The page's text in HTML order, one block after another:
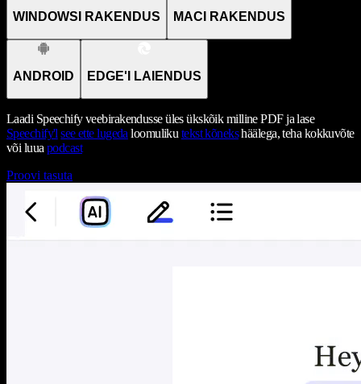
WINDOWSI RAKENDUS MACI RAKENDUS
ANDROID EDGE'I LAIENDUS
Laadi Speechify veebirakendusse üles ükskõik milline PDF ja lase
Speechify'l see ette lugeda loomuliku tekst kõnekshäälega, teha kokkuvõte
või luua podcast
Proovi tasuta